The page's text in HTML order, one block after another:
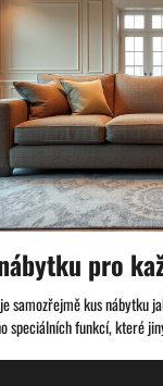
pro
samozřejmě kus nábytku
speciálních funkcí, které